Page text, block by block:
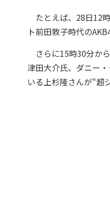
たとえば、28日12
ト前田敦子時代の
さらに15時30分か
津田大介氏、ダニー
いる上杉隆さんが“超